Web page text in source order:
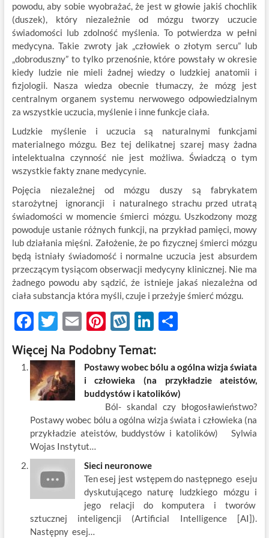
powodu, aby sobie wyobrażać, że jest w głowie jakiś chochlik
(duszek), który niezależnie od mózgu tworzy uczucie
świadomości lub zdolność myślenia. To potwierdza w pełni
medycyna. Takie zwroty jak „człowiek o złotym sercu” lub
„dobroduszny” to tylko przenośnie, które powstały w okresie
kiedy ludzie nie mieli żadnej wiedzy o ludzkiej anatomii i
fizjologii. Nasza wiedza obecnie tłumaczy, że mózg jest
centralnym organem systemu nerwowego odpowiedzialnym
za wszystkie uczucia, myślenie i inne funkcje ciała.
Ludzkie myślenie i uczucia są naturalnymi funkcjami
materialnego mózgu. Bez tej delikatnej szarej masy żadna
intelektualna czynność nie jest możliwa. Świadczą o tym
wszystkie fakty znane medycynie.
Pojęcia niezależnej od mózgu duszy są fabrykatem
starożytnej ignorancji i naturalnego strachu przed utratą
świadomości w momencie śmierci mózgu. Uszkodzony mozg
powoduje ustanie różnych funkcji, na przykład pamięci, mowy
lub działania mięśni. Założenie, że po fizycznej śmierci mózgu
będą istniały świadomość i normalne uczucia jest absurdem
przeczącym tysiącom obserwacji medycyny klinicznej. Nie ma
żadnego powodu aby sądzić, źe istnieje jakaś niezależna od
ciała substancja która myśli, czuje i przeżyje śmierć mózgu.
F
ac
e
b
o
o
k
T
w
itt
er
E
m
ail
Pi
nt
er
es
t
W
k
o
p
Li
k
e
dI
n
S
ar
e
Więcej Na Podobny Temat:
Postawy wobec bólu a ogólna wizja świata
i człowieka (na przykładzie ateistów,
buddystów i katolików)
Ból- skandal czy błogosławieństwo?
Postawy wobec bólu a ogólna wizja świata i człowieka (na
przykładzie ateistów, buddystów i katolików) Sylwia
Wojas Instytut…
Sieci neuronowe
Ten esej jest wstępem do następnego eseju
dyskutującego naturę ludzkiego mózgu i
jego relacji do komputera i tworów
sztucznej inteligencji (Artificial Intelligence [AI]).
Następny esej…